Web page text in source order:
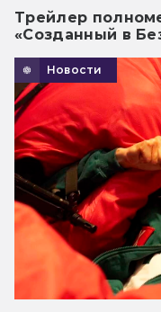
Трейлер
«Созданный в
Новости